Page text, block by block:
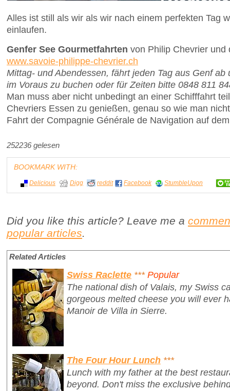
Alles ist still als wir als wir nach einem perfekten Tag
einlaufen.
Genfer See Gourmetfahrten von Philip Chevrier und
www.savoie-philippe-chevrier.ch
Mittag- und Abendessen, fährt jeden Tag aus Genf
im Voraus zu buchen oder für Zeiten bitte 0848 811
Man muss aber nicht unbedingt an einer Schifffahrt
Chevriers Essen zu genießen, genau so wie man
Fahrt der Compagnie Générale de Navigation auf
252236 gelesen
BOOKMARK WITH:
Delicious Digg reddit Facebook StumbleUpon
Did you like this article? Leave me a
popular articles.
Related Articles
Swiss Raclette *** Popular
The national dish of Valais, my Swiss
gorgeous melted cheese you will ever
Manoir de Villa in Sierre.
The Four Hour Lunch ***
Lunch with my father at the best
beyond. Don't miss the exclusive